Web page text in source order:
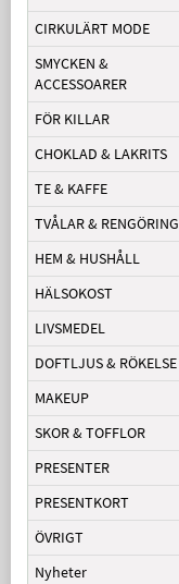
CIRKULÄRT MODE
SMYCKEN &
ACCESSOARER
FÖR KILLAR
CHOKLAD & LAKRITS
TE & KAFFE
TVÅLAR & RENGÖRING
HEM & HUSHÅLL
HÄLSOKOST
LIVSMEDEL
DOFTLJUS & RÖKELSE
MAKEUP
SKOR & TOFFLOR
PRESENTER
PRESENTKORT
ÖVRIGT
Nyheter